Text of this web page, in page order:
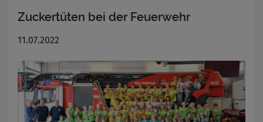
Zuckertüten bei der Feuerwehr
11.07.2022